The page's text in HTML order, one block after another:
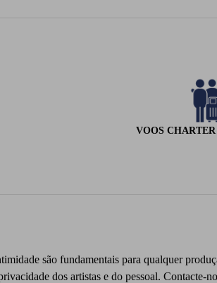
VOOS
são fundamentais para qualquer
dos artistas e do pessoal. Contacte-